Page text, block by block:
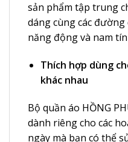
sản phẩm tập trung
dáng cùng các
năng động và nam
Thích hợp dùng
khác nhau
Bộ quần áo HỒNG
dành riêng cho các
ngày mà bạn có thể